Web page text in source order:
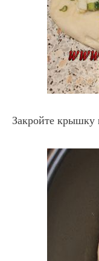
Закройте крышку